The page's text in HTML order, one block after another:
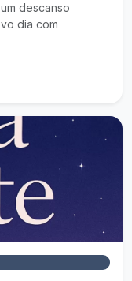
descanso
dia com